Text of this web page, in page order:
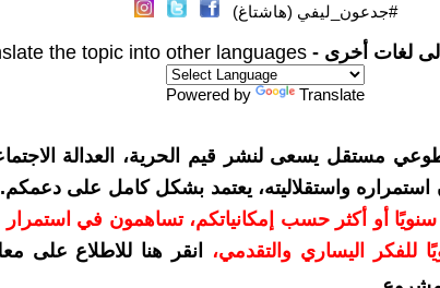
#جدعون_ليفي (هاشتاغ)
لغات أخرى - the topic into other languages
Powered by Translate
مستقل يسعى لنشر قيم الحرية، العدالة
استمراره واستقلاليته، يعتمد بشكل كامل على دعمكم.
10 دولارات سنويًا أو أكثر حسب إمكانياتكم، تساهمون في
للفكر اليساري والتقدمي،
انقر هنا للاطلاع على